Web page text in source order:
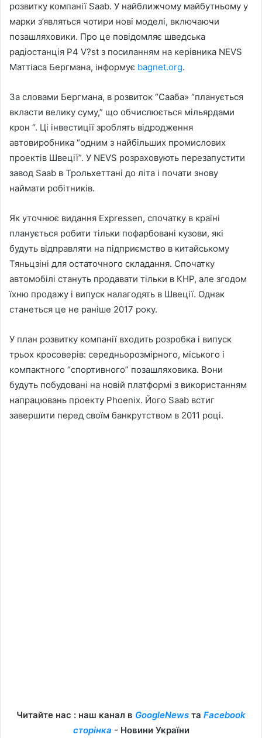
розвитку компанії Saab. У найближчому майбутньому у
марки з’являться чотири нові моделі, включаючи
позашляховики. Про це повідомляє шведська
радіостанція P4 V?st з посиланням на керівника NEVS
Маттіаса Бергмана, інформує bagnet.org.
За словами Бергмана, в розвиток “Сааба» “планується
вкласти велику суму,” що обчислюється мільярдами
крон “. Ці інвестиції зроблять відродження
автовиробника “одним з найбільших промислових
проектів Швеції”. У NEVS розраховують перезапустити
завод Saab в Трольхеттані до літа і почати знову
наймати робітників.
Як уточнює видання Expressen, спочатку в країні
планується робити тільки пофарбовані кузови, які
будуть відправляти на підприємство в китайському
Тяньцзіні для остаточного складання. Спочатку
автомобілі стануть продавати тільки в КНР, але згодом
їхню продажу і випуск налагодять в Швеції. Однак
станеться це не раніше 2017 року.
У план розвитку компанії входить розробка і випуск
трьох кросоверів: середньорозмірного, міського і
компактного “спортивного” позашляховика. Вони
будуть побудовані на новій платформі з використанням
напрацювань проекту Phoenix. Його Saab встиг
завершити перед своїм банкрутством в 2011 році.
Читайте нас : наш канал в GoogleNews та Facebook
сторінка - Новини України